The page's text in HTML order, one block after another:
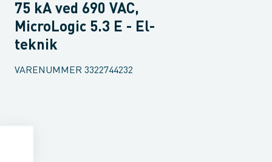
75 kA ved 690 VAC,
MicroLogic 5.3 E - El-
teknik
VARENUMMER 3322744232